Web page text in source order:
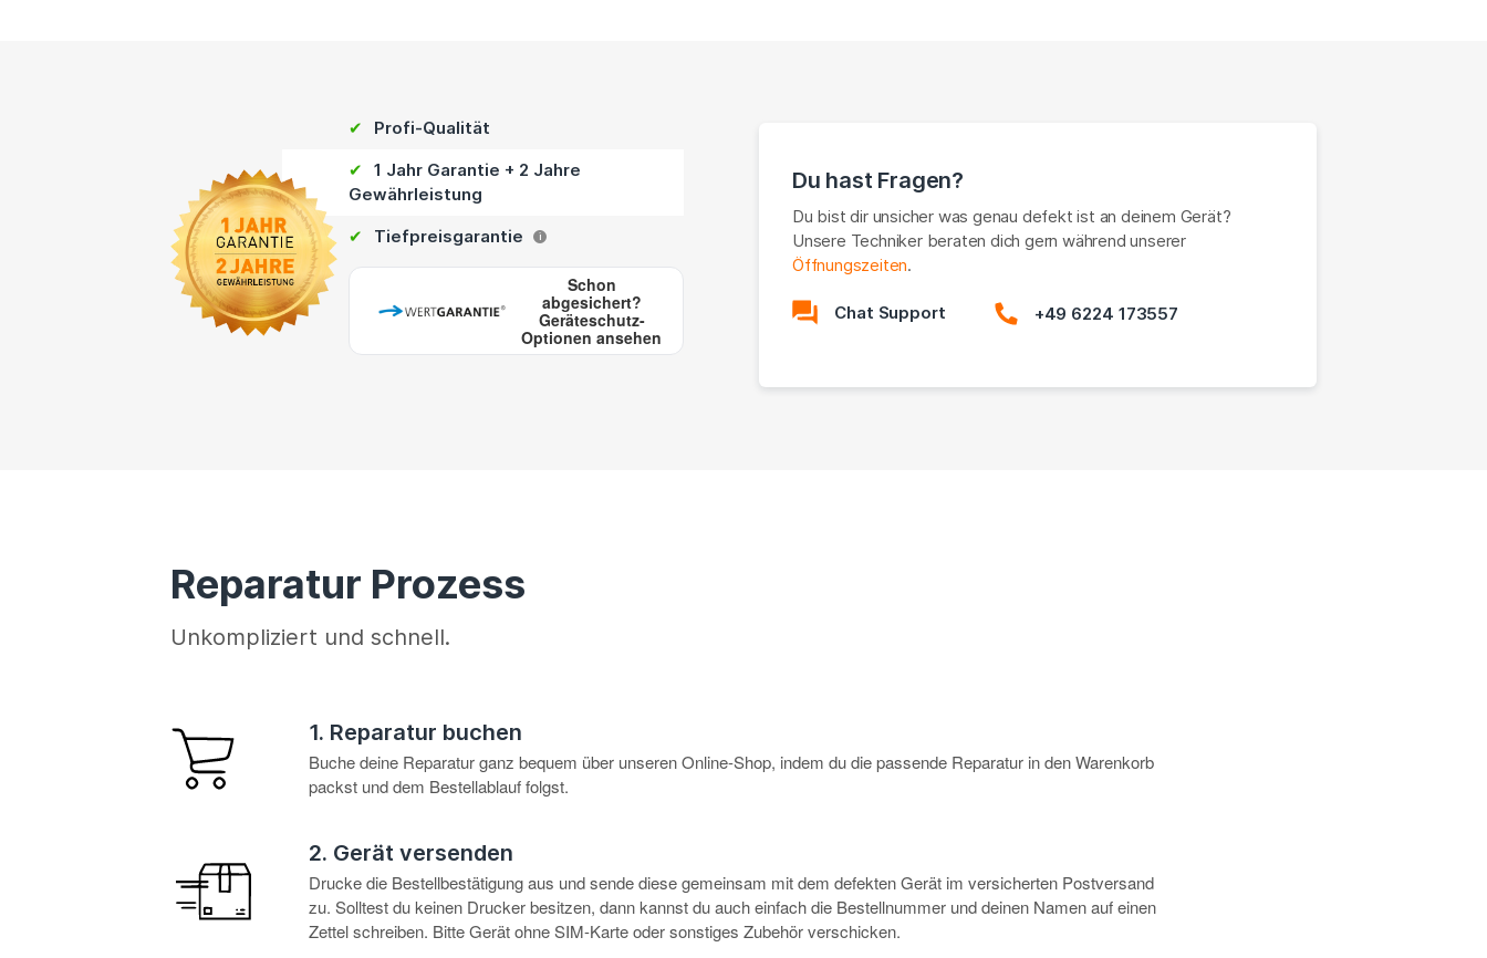
✔ Profi-Qualität
✔
1 Jahr Garantie + 2 Jahre
Gewährleistung
✔ Tiefpreisgarantie i
Schon
abgesichert?
Geräteschutz-
Optionen ansehen
Du hast Fragen?
Du bist dir unsicher was genau defekt ist an deinem Gerät?
Unsere Techniker beraten dich gern während unserer
Öffnungszeiten.
Chat Support +49 6224 173557
Reparatur Prozess
Unkompliziert und schnell.
1. Reparatur buchen
Buche deine Reparatur ganz bequem über unseren Online-Shop, indem du die passende Reparatur in den Warenkorb
packst und dem Bestellablauf folgst.
2. Gerät versenden
Drucke die Bestellbestätigung aus und sende diese gemeinsam mit dem defekten Gerät im versicherten Postversand
zu. Solltest du keinen Drucker besitzen, dann kannst du auch einfach die Bestellnummer und deinen Namen auf einen
Zettel schreiben. Bitte Gerät ohne SIM-Karte oder sonstiges Zubehör verschicken.